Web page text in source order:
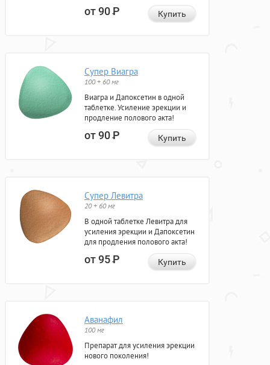
от 90Р Купить
Супер Виагра
100 + 60 мг
Виагра и Дапоксетин в одной
таблетке. Усиление эрекции и
продление полового акта!
от 90Р Купить
Супер Левитра
20 + 60 мг
В одной таблетке Левитра для
усиления эрекции и Дапоксетин
для продления полового акта!
от 95Р Купить
Аванафил
100 мг
Препарат для усиления эрекции
нового поколения!